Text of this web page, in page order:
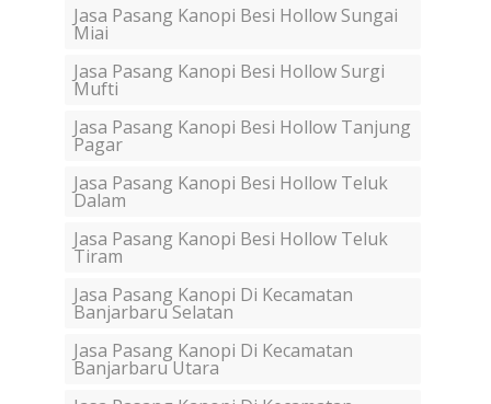
Jasa Pasang Kanopi Besi Hollow Sungai
Miai
Jasa Pasang Kanopi Besi Hollow Surgi
Mufti
Jasa Pasang Kanopi Besi Hollow Tanjung
Pagar
Jasa Pasang Kanopi Besi Hollow Teluk
Dalam
Jasa Pasang Kanopi Besi Hollow Teluk
Tiram
Jasa Pasang Kanopi Di Kecamatan
Banjarbaru Selatan
Jasa Pasang Kanopi Di Kecamatan
Banjarbaru Utara